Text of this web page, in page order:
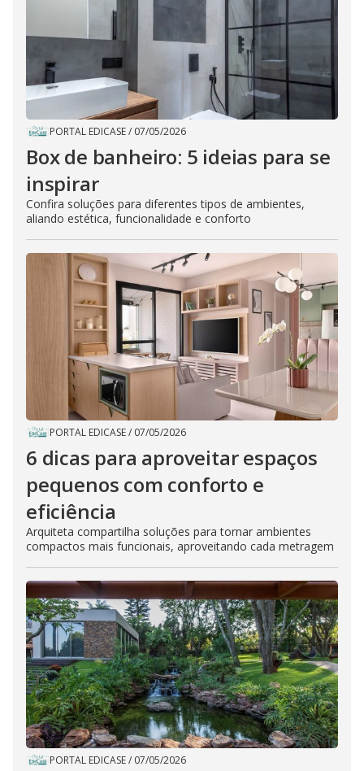
PORTAL EDICASE/ 07/05/2026
Box de banheiro: 5 ideias para se
inspirar
Confira soluções para diferentes tipos de ambientes,
aliando estética, funcionalidade e conforto
PORTAL EDICASE/ 07/05/2026
6 dicas para aproveitar espaços
pequenos com conforto e
eficiência
Arquiteta compartilha soluções para tornar ambientes
compactos mais funcionais, aproveitando cada metragem
PORTAL EDICASE/ 07/05/2026